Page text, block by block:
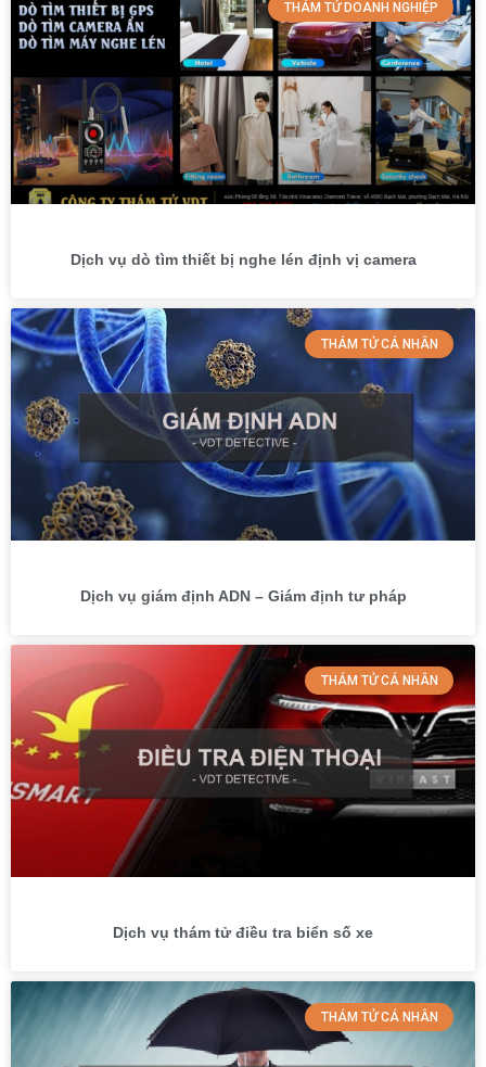
THÁM TỬ DOANH NGHIỆP
Dịch vụ dò tìm thiết bị nghe lén định vị camera
THÁM TỬ CÁ NHÂN
Dịch vụ giám định ADN – Giám định tư pháp
THÁM TỬ CÁ NHÂN
Dịch vụ thám tử điều tra biển số xe
THÁM TỬ CÁ NHÂN